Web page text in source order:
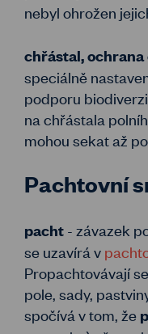
nebyl ohrožen
chřástal,
speciálně
podporu
na chřástala
mohou sekat až
Pachtovní
pacht - závazek
se uzavírá v
Propachtovávají
pole, sady,
spočívá v tom, že